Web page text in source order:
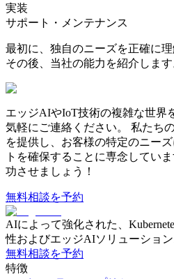
実装
サポート・メンテナンス
最初に、独自のニーズを正確に
その後、当社の能力を紹介します
エッジAIやIoT技術の複雑な世界
気軽にご連絡ください。
私たち
を提供し、お客様の特定のニー
トを確保することに専念してい
功させましょう！
無料相談を予約
AIによって強化された、
性およびエッジAIソリューション
無料相談を予約
特徴